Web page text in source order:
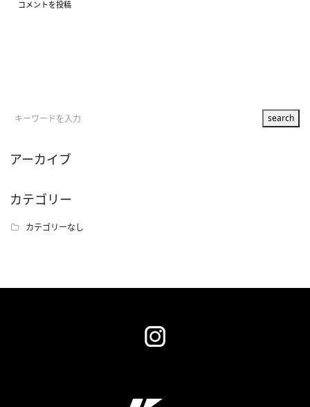
アーカイブ
カテゴリー
カテゴリーなし